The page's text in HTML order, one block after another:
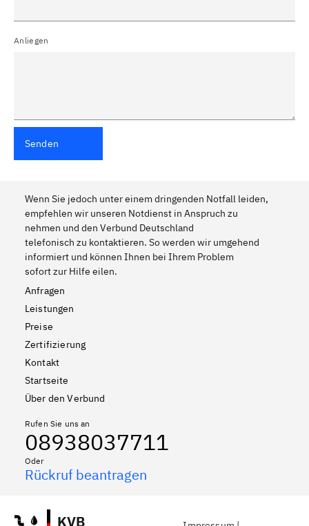
Anliegen
Senden
Wenn Sie jedoch unter einem dringenden Notfall leiden,
empfehlen wir unseren Notdienst in Anspruch zu
nehmen und den Verbund Deutschland
telefonisch zu kontaktieren. So werden wir umgehend
informiert und können Ihnen bei Ihrem Problem
sofort zur Hilfe eilen.
Anfragen
Leistungen
Preise
Zertifizierung
Kontakt
Startseite
Über den Verbund
Rufen Sie uns an
08938037711
Oder
Rückruf beantragen
KVB